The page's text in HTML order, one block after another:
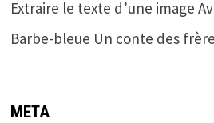
Extraire le texte d’une image
Barbe-bleue Un conte des
META